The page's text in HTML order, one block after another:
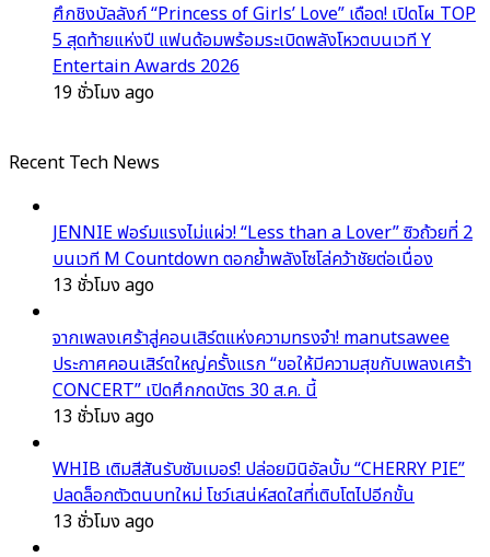
ศึกชิงบัลลังก์ “Princess of Girls’ Love” เดือด! เปิดโผ TOP
5 สุดท้ายแห่งปี แฟนด้อมพร้อมระเบิดพลังโหวตบนเวที Y
Entertain Awards 2026
19 ชั่วโมง ago
Recent Tech News
JENNIE ฟอร์มแรงไม่แผ่ว! “Less than a Lover” ซิวถ้วยที่ 2
บนเวที M Countdown ตอกย้ำพลังโซโล่คว้าชัยต่อเนื่อง
13 ชั่วโมง ago
จากเพลงเศร้าสู่คอนเสิร์ตแห่งความทรงจำ! manutsawee
ประกาศคอนเสิร์ตใหญ่ครั้งแรก “ขอให้มีความสุขกับเพลงเศร้า
CONCERT” เปิดศึกกดบัตร 30 ส.ค. นี้
13 ชั่วโมง ago
WHIB เติมสีสันรับซัมเมอร์! ปล่อยมินิอัลบั้ม “CHERRY PIE”
ปลดล็อกตัวตนบทใหม่ โชว์เสน่ห์สดใสที่เติบโตไปอีกขั้น
13 ชั่วโมง ago